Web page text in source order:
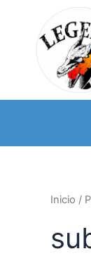
Inicio /